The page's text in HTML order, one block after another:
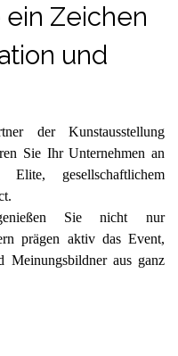
ein Zeichen
und
der Kunstausstellung
Sie Ihr Unternehmen an
gesellschaftlichem
Sie nicht nur
prägen aktiv das Event,
Meinungsbildner aus ganz